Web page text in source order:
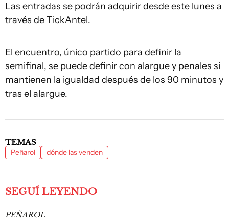
Las entradas se podrán adquirir desde este lunes a
través de TickAntel.
El encuentro, único partido para definir la
semifinal, se puede definir con alargue y penales si
mantienen la igualdad después de los 90 minutos y
tras el alargue.
TEMAS
Peñarol dónde las venden
SEGUÍ LEYENDO
PEÑAROL